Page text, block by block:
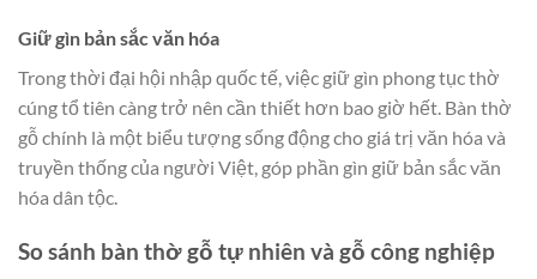
Giữ gìn bản sắc văn hóa
Trong thời đại hội nhập quốc tế, việc giữ gìn phong tục thờ
cúng tổ tiên càng trở nên cần thiết hơn bao giờ hết. Bàn thờ
gỗ chính là một biểu tượng sống động cho giá trị văn hóa và
truyền thống của người Việt, góp phần gìn giữ bản sắc văn
hóa dân tộc.
So sánh bàn thờ gỗ tự nhiên và gỗ công nghiệp